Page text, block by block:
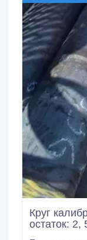
Круг
остаток: